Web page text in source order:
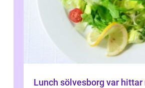
Lunch sölvesborg var hittar man den